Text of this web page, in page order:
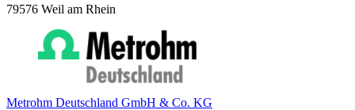
79576 Weil am Rhein
Metrohm Deutschland GmbH & Co. KG